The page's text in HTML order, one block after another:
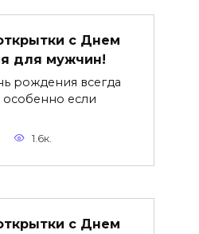
c Днем
для мужчин!
рождения всегда
особенно если
1.6к.
c Днем